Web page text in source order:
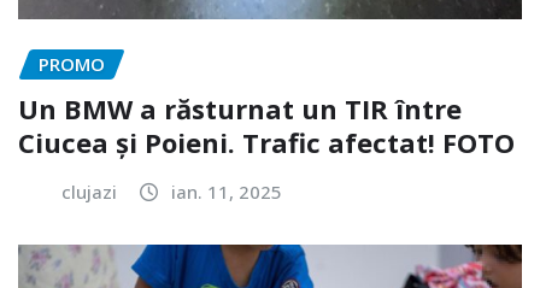
PROMO
Un BMW a răsturnat un TIR între
Ciucea și Poieni. Trafic afectat! FOTO
clujazi ian. 11, 2025